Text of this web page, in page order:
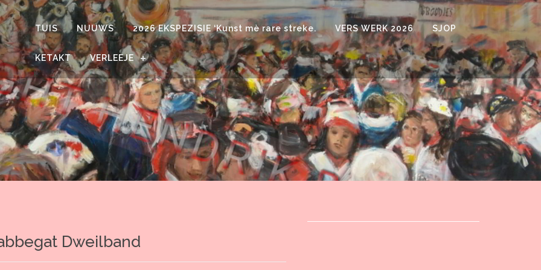
TUIS NUUWS 2026 EKSPEZISIE ‘Kunst mè rare streke. VERS WERK 2026 SJOP
KETAKT VERLEEJE
Dweilband